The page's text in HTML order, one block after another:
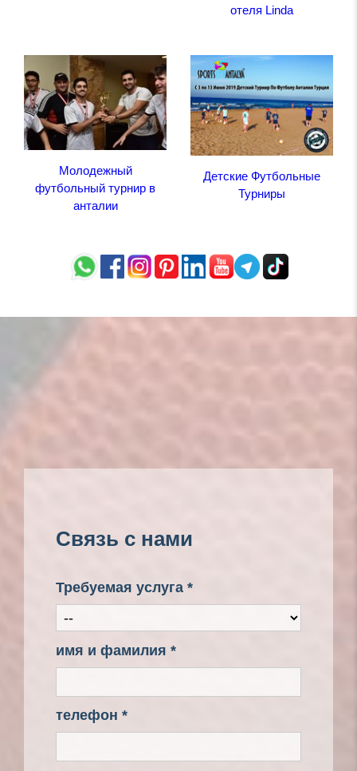
отеля Linda
Молодежный
футбольный турнир в
анталии
Детские Футбольные
Турниры
Связь с нами
Требуемая услуга *
имя и фамилия *
телефон *